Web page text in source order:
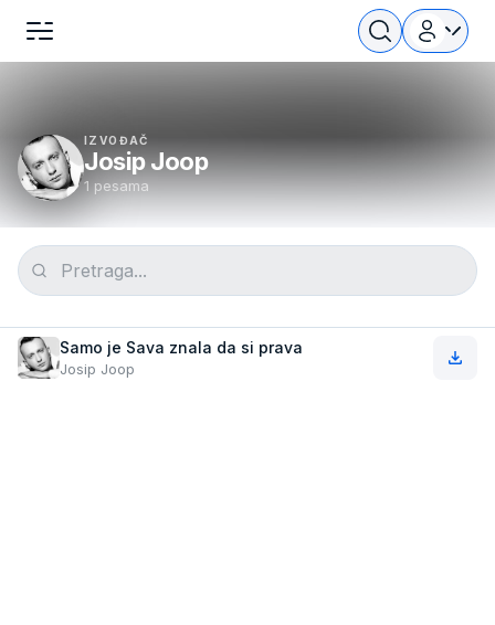
IZVOĐAČ
Josip Joop
1 pesama
Samo je Sava znala da si prava
Josip Joop